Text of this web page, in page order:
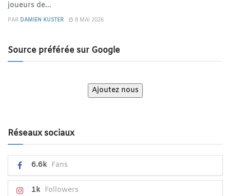
joueurs de...
PAR DAMIEN KUSTER 8 MAI 2026
Source préférée sur Google
Ajoutez nous
Réseaux sociaux
6.6k Fans
1k Followers